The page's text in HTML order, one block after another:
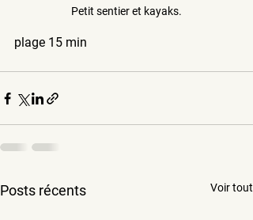
Petit sentier et kayaks.
plage 15 min
Posts récents Voir tout